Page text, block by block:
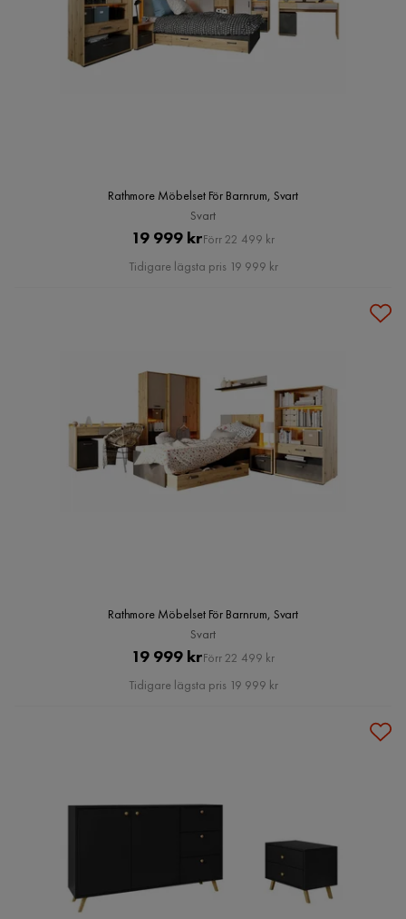
Rathmore Möbelset För Barnrum, Svart
Svart
Pris
19 999 krOriginal
Pris
Förr 22 499 kr
Tidigare lägsta pris 19 999 kr
Rathmore Möbelset För Barnrum, Svart
Svart
Pris
19 999 krOriginal
Pris
Förr 22 499 kr
Tidigare lägsta pris 19 999 kr